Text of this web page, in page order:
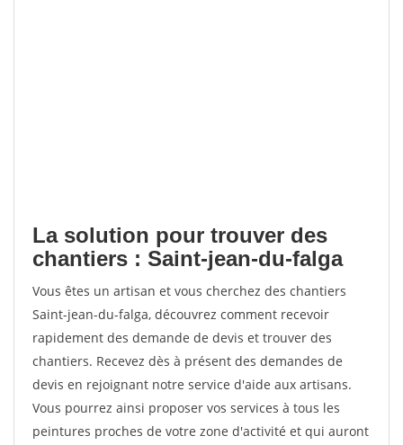
La solution pour trouver des
chantiers : Saint-jean-du-falga
Vous êtes un artisan et vous cherchez des chantiers
Saint-jean-du-falga, découvrez comment recevoir
rapidement des demande de devis et trouver des
chantiers. Recevez dès à présent des demandes de
devis en rejoignant notre service d'aide aux artisans.
Vous pourrez ainsi proposer vos services à tous les
peintures proches de votre zone d'activité et qui auront